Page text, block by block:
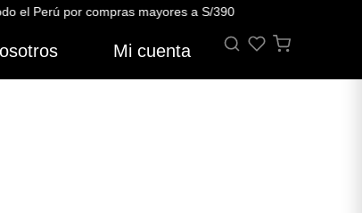
Perú por compras mayores a S/390
Mi cuenta